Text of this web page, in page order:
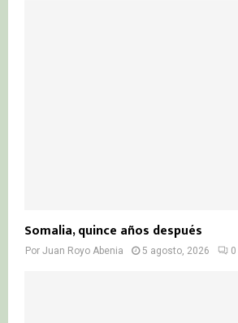
Somalia, quince años después
Por Juan Royo Abenia 5 agosto, 2026 0